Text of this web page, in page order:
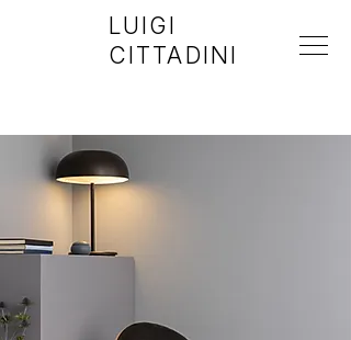
LUIGI
CITTADINI